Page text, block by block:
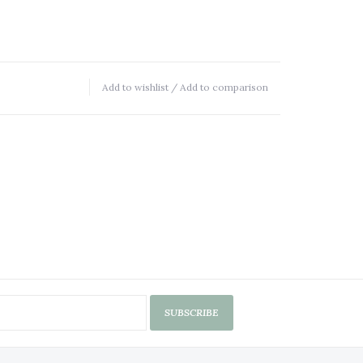
Add to wishlist / Add to comparison
SUBSCRIBE